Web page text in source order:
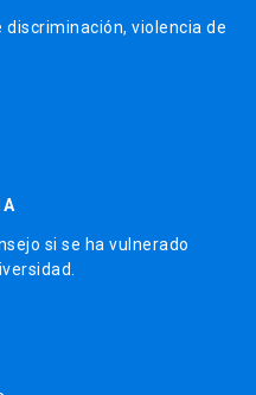
discriminación, violencia de
si se ha vulnerado